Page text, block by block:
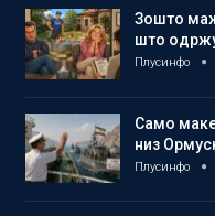
Зошто
што
Плусинфо
Само
низ
Плусинфо